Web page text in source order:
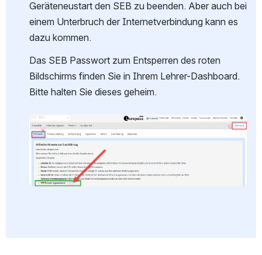
Geräteneustart den SEB zu beenden. Aber auch bei
einem Unterbruch der Internetverbindung kann es
dazu kommen.
Das SEB Passwort zum Entsperren des roten
Bildschirms finden Sie in Ihrem Lehrer-Dashboard.
Bitte halten Sie dieses geheim.
öffnen